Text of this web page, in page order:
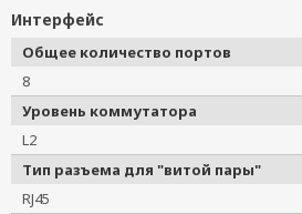
Интерфейс
Общее количество портов
8
Уровень коммутатора
L2
Тип разъема для "витой пары"
RJ45